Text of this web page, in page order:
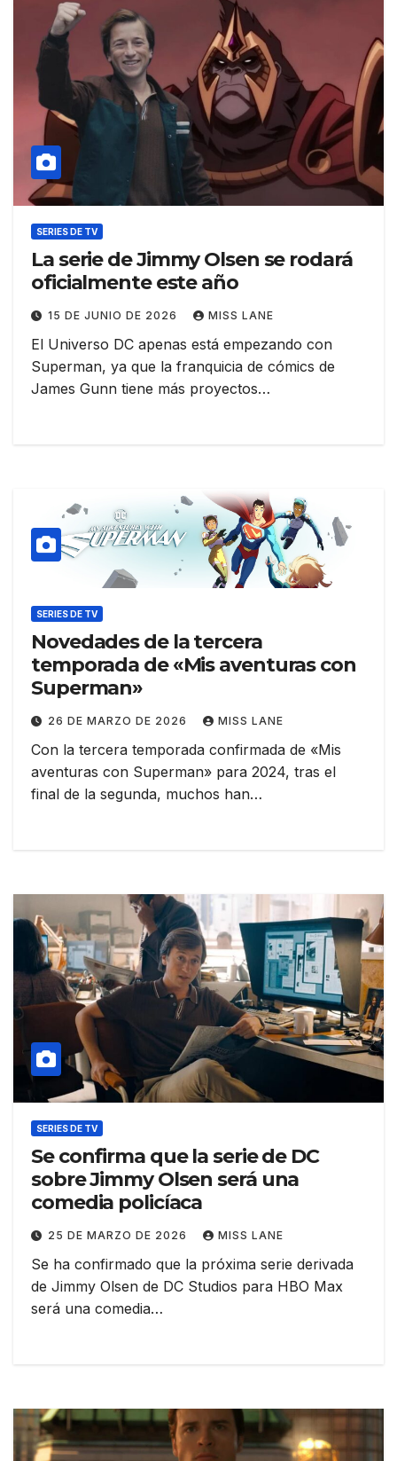
SERIES DE TV
La serie de Jimmy Olsen se rodará
oficialmente este año
15 DE JUNIO DE 2026 MISS LANE
El Universo DC apenas está empezando con
Superman, ya que la franquicia de cómics de
James Gunn tiene más proyectos…
SERIES DE TV
Novedades de la tercera
temporada de «Mis aventuras con
Superman»
26 DE MARZO DE 2026 MISS LANE
Con la tercera temporada confirmada de «Mis
aventuras con Superman» para 2024, tras el
final de la segunda, muchos han…
SERIES DE TV
Se confirma que la serie de DC
sobre Jimmy Olsen será una
comedia policíaca
25 DE MARZO DE 2026 MISS LANE
Se ha confirmado que la próxima serie derivada
de Jimmy Olsen de DC Studios para HBO Max
será una comedia…